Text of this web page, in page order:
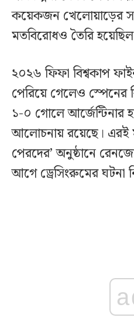
কয়েকজন খেলোয়াড়ের
মতবিরোধও তৈরি
২০২৬ ফিফা বিশ্বকাপ
পেরিয়ে গেলেও স্পেনের
১-০ গোলে আর্জেন্টিনার
আলোচনায় রয়েছে। এরই
পেরদের’ অনুষ্ঠানে
আগে ড্রেসিংরুমের ঘটনা